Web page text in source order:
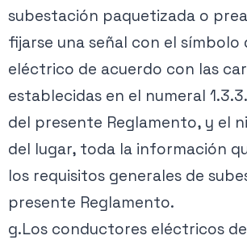
subestación paquetizada o
fijarse una señal con el símbolo
eléctrico de acuerdo con las
establecidas en el numeral
del presente Reglamento, y el
del lugar, toda la información
los requisitos generales de
presente Reglamento.
g.Los conductores eléctricos